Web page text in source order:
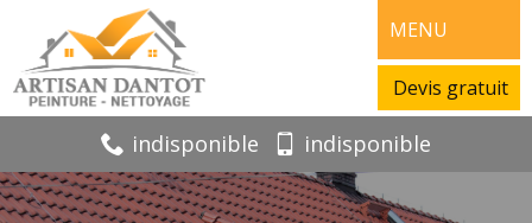
MENU
Devis gratuit
indisponible indisponible